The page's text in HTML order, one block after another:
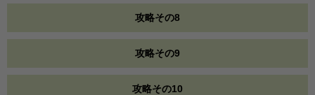
攻略その8
攻略その9
攻略その10